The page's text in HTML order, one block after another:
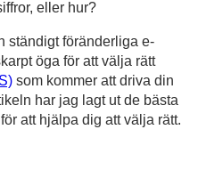
eller hur?
ständigt föränderliga e-
öga för att välja rätt
som kommer att driva din
har jag lagt ut de bästa
att hjälpa dig att välja rätt.